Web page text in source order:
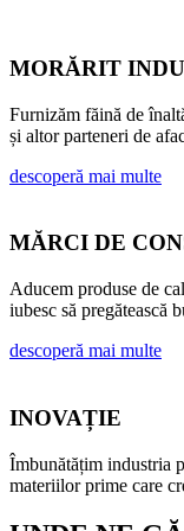
MORĂRIT
Furnizăm făină de
și altor parteneri de
descoperă mai multe
MĂRCI DE
Aducem produse de
iubesc să pregătească
descoperă mai multe
INOVAȚIE
Îmbunătățim industria
materiilor prime care